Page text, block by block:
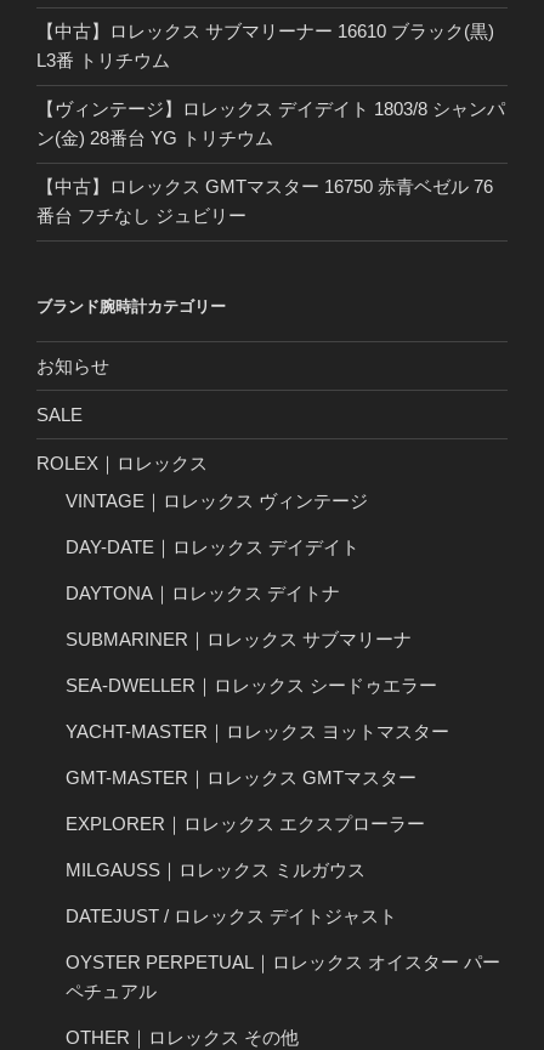
【中古】ロレックス サブマリーナー 16610 ブラック(黒)
L3番 トリチウム
【ヴィンテージ】ロレックス デイデイト 1803/8 シャンパ
ン(金) 28番台 YG トリチウム
【中古】ロレックス GMTマスター 16750 赤青ベゼル 76
番台 フチなし ジュビリー
ブランド腕時計カテゴリー
お知らせ
SALE
ROLEX｜ロレックス
VINTAGE｜ロレックス ヴィンテージ
DAY-DATE｜ロレックス デイデイト
DAYTONA｜ロレックス デイトナ
SUBMARINER｜ロレックス サブマリーナ
SEA-DWELLER｜ロレックス シードゥエラー
YACHT-MASTER｜ロレックス ヨットマスター
GMT-MASTER｜ロレックス GMTマスター
EXPLORER｜ロレックス エクスプローラー
MILGAUSS｜ロレックス ミルガウス
DATEJUST / ロレックス デイトジャスト
OYSTER PERPETUAL｜ロレックス オイスター パー
ペチュアル
OTHER｜ロレックス その他